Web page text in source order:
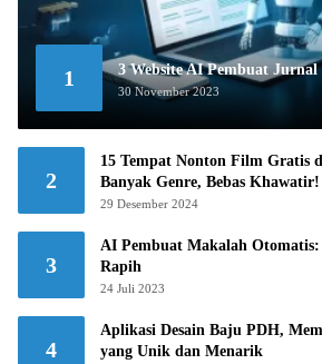
1 3 Website AI Pembuat
30 November 2023
2
15 Tempat Nonton Film Gratis
Banyak Genre, Bebas Khawatir!
29 Desember 2024
3
AI Pembuat Makalah
Rapih
24 Juli 2023
4
Aplikasi Desain Baju PDH,
yang Unik dan Menarik